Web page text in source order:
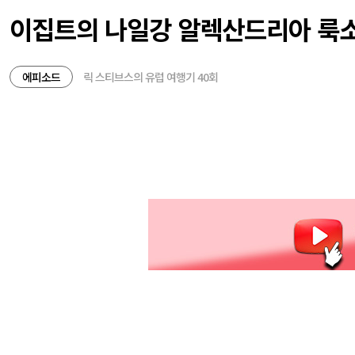
이집트의 나일강 알렉산드리아 룩
에피소드 릭 스티브스의 유럽 여행기 40회